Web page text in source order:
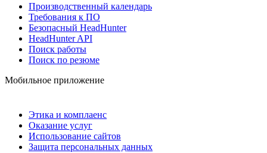
Производственный календарь
Требования к ПО
Безопасный HeadHunter
HeadHunter API
Поиск работы
Поиск по резюме
Мобильное приложение
Этика и комплаенс
Оказание услуг
Использование сайтов
Защита персональных данных